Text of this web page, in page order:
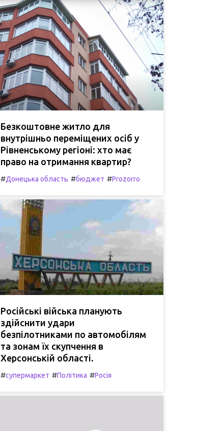
Безкоштовне житло для
внутрішньо переміщених осіб у
Рівненському регіоні: хто має
право на отримання квартир?
#Донецька область #бюджет #Prozorro
Російські війська планують
здійснити удари
безпілотниками по автомобілям
та зонам їх скупчення в
Херсонській області.
#супермаркет #Політика #Росія